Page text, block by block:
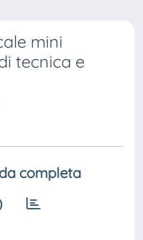
mini
tecnica e
completa